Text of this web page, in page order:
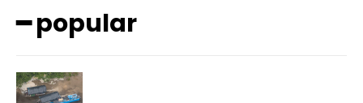
━ popular